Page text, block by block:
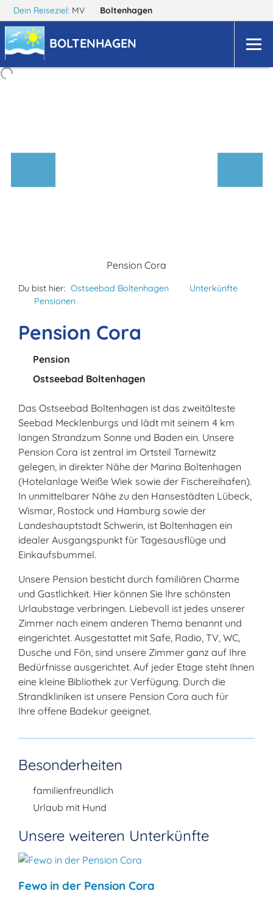
Dein Reiseziel: MV Boltenhagen
BOLTENHAGEN
Pension Cora
Du bist hier: Ostseebad Boltenhagen
Unterkünfte
Pensionen
Pension Cora
Pension
Ostseebad Boltenhagen
Das Ostseebad Boltenhagen ist das zweitälteste
Seebad Mecklenburgs und lädt mit seinem 4 km
langen Strandzum Sonne und Baden ein. Unsere
Pension Cora ist zentral im Ortsteil Tarnewitz
gelegen, in direkter Nähe der Marina Boltenhagen
(Hotelanlage Weiße Wiek sowie der Fischereihafen).
In unmittelbarer Nähe zu den Hansestädten Lübeck,
Wismar, Rostock und Hamburg sowie der
Landeshauptstadt Schwerin, ist Boltenhagen ein
idealer Ausgangspunkt für Tagesausflüge und
Einkaufsbummel.
Unsere Pension besticht durch familiären Charme
und Gastlichkeit. Hier können Sie Ihre schönsten
Urlaubstage verbringen. Liebevoll ist jedes unserer
Zimmer nach einem anderen Thema benannt und
eingerichtet. Ausgestattet mit Safe, Radio, TV, WC,
Dusche und Fön, sind unsere Zimmer ganz auf Ihre
Bedürfnisse ausgerichtet. Auf jeder Etage steht Ihnen
eine kleine Bibliothek zur Verfügung. Durch die
Strandkliniken ist unsere Pension Cora auch für
Ihre offene Badekur geeignet.
Besonderheiten
familienfreundlich
Urlaub mit Hund
Unsere weiteren Unterkünfte
Fewo in der Pension Cora